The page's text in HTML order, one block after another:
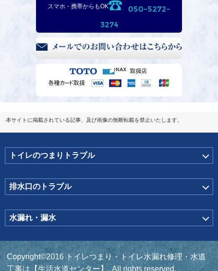
スマホ・携帯からもOK
050-5272-
3274
本サイトに掲載されている記事、及び画像の無断転載を禁止いたします。
トイレのつまりトラブル
排水口のトラブル
水漏れ・漏水
Copyright©2016 トイレつまり・トイレ水漏れ修理・水道
工事は【生活水道センター】. All rights reserved.